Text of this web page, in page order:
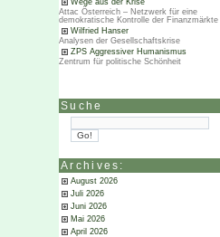
Wege aus der Krise
Attac Österreich – Netzwerk für eine
demokratische Kontrolle der Finanzmärkte
Wilfried Hanser
Analysen der Gesellschaftskrise
ZPS Aggressiver Humanismus
Zentrum für politische Schönheit
Suche
Archives:
August 2026
Juli 2026
Juni 2026
Mai 2026
April 2026